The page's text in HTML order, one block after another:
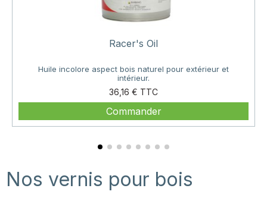
Racer's Oil
Huile incolore aspect bois naturel pour extérieur et
intérieur.
36,16 €
Prix
Commander
Nos vernis pour bois